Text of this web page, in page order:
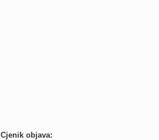
Cjenik objava: